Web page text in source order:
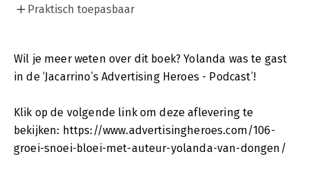
Praktisch toepasbaar
Wil je meer weten over dit boek? Yolanda was te gast
in de ‘Jacarrino’s Advertising Heroes - Podcast’!
Klik op de volgende link om deze aflevering te
bekijken: https://www.advertisingheroes.com/106-
groei-snoei-bloei-met-auteur-yolanda-van-dongen/